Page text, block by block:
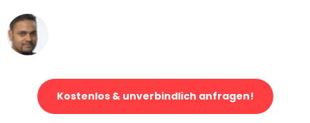
Kostenlos & unverbindlich anfragen!